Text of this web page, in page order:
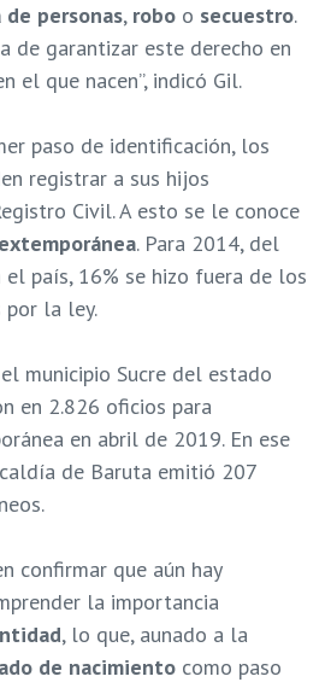
personas, robo o secuestro.
de garantizar este derecho en
el que nacen”, indicó Gil.
paso de identificación, los
registrar a sus hijos
Civil. A esto se le conoce
. Para 2014, del
país, 16% se hizo fuera de los
por la ley.
municipio Sucre del estado
en 2.826 oficios para
en abril de 2019. En ese
de Baruta emitió 207
confirmar que aún hay
la importancia
, lo que, aunado a la
de nacimiento como paso